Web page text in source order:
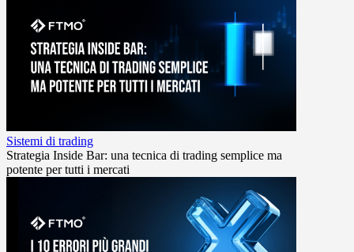
Sistemi di trading
Strategia Inside Bar: una tecnica di trading semplice ma
potente per tutti i mercati